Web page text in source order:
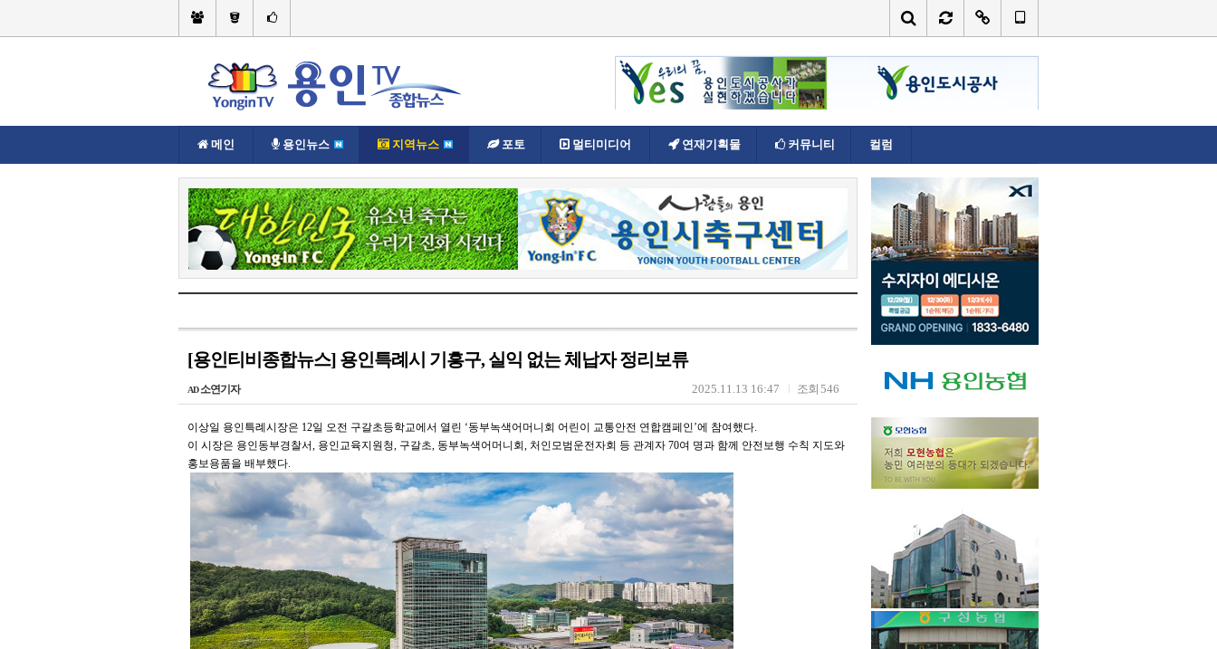
메인 용인뉴스 지역뉴스 포토 멀티미디어 연재기획물 커뮤니티 컬럼
현재위치:// 지역뉴스 기흥구
[용인티비종합뉴스] 용인특례시 기흥구, 실익 없는 체납자 정리보류
AD 소연기자 조회 546
2025.11.13 16:47
이상일 용인특례시장은 12일 오전 구갈초등학교에서 열린 ‘동부녹색어머니회 어린이 교통안전 연합캠페인’에 참여했다.
이 시장은 용인동부경찰서, 용인교육지원청, 구갈초, 동부녹색어머니회, 처인모범운전자회 등 관계자 70여 명과 함께 안전보행 수칙 지도와
홍보용품을 배부했다.